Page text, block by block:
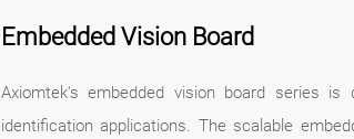
Embedded Vision Board
Axiomtek's embedded vision board series
identification applications. The scalable